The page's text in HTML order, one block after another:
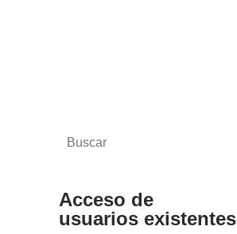
Acceso de
usuarios existentes